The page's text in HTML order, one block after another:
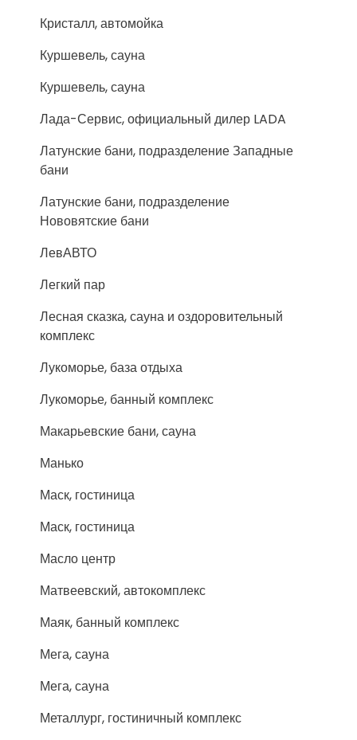
Кристалл, автомойка
Куршевель, сауна
Куршевель, сауна
Лада-Сервис, официальный дилер LADA
Латунские бани, подразделение Западные
бани
Латунские бани, подразделение
Нововятские бани
ЛевАВТО
Легкий пар
Лесная сказка, сауна и оздоровительный
комплекс
Лукоморье, база отдыха
Лукоморье, банный комплекс
Макарьевские бани, сауна
Манько
Маск, гостиница
Маск, гостиница
Масло центр
Матвеевский, автокомплекс
Маяк, банный комплекс
Мега, сауна
Мега, сауна
Металлург, гостиничный комплекс